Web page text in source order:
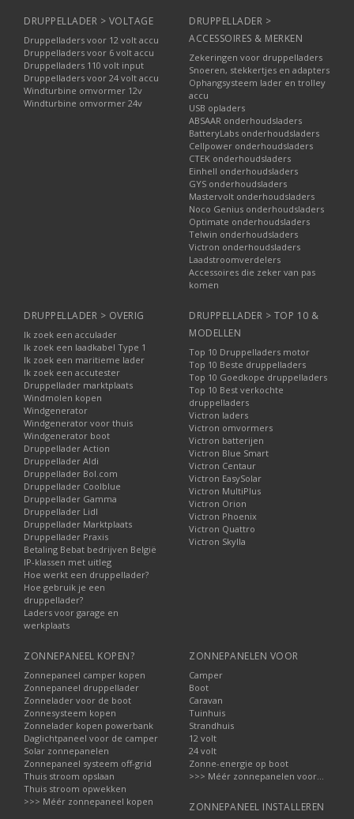
DRUPPELLADER > VOLTAGE
Druppelladers voor 12 volt accu
Druppelladers voor 6 volt accu
Druppelladers 110 volt input
Druppelladers voor 24 volt accu
Windturbine omvormer 12v
Windturbine omvormer 24v
DRUPPELLADER >
ACCESSOIRES & MERKEN
Zekeringen voor druppelladers
Snoeren, stekkertjes en adapters
Ophangsysteem lader en trolley
accu
USB opladers
ABSAAR onderhoudsladers
BatteryLabs onderhoudsladers
Cellpower onderhoudsladers
CTEK onderhoudsladers
Einhell onderhoudsladers
GYS onderhoudsladers
Mastervolt onderhoudsladers
Noco Genius onderhoudsladers
Optimate onderhoudsladers
Telwin onderhoudsladers
Victron onderhoudsladers
Laadstroomverdelers
Accessoires die zeker van pas
komen
DRUPPELLADER > OVERIG
Ik zoek een acculader
Ik zoek een laadkabel Type 1
Ik zoek een maritieme lader
Ik zoek een accutester
Druppellader marktplaats
Windmolen kopen
Windgenerator
Windgenerator voor thuis
Windgenerator boot
Druppellader Action
Druppellader Aldi
Druppellader Bol.com
Druppellader Coolblue
Druppellader Gamma
Druppellader Lidl
Druppellader Marktplaats
Druppellader Praxis
Betaling Bebat bedrijven België
IP-klassen met uitleg
Hoe werkt een druppellader?
Hoe gebruik je een
druppellader?
Laders voor garage en
werkplaats
DRUPPELLADER > TOP 10 &
MODELLEN
Top 10 Druppelladers motor
Top 10 Beste druppelladers
Top 10 Goedkope druppelladers
Top 10 Best verkochte
druppelladers
Victron laders
Victron omvormers
Victron batterijen
Victron Blue Smart
Victron Centaur
Victron EasySolar
Victron MultiPlus
Victron Orion
Victron Phoenix
Victron Quattro
Victron Skylla
ZONNEPANEEL KOPEN?
Zonnepaneel camper kopen
Zonnepaneel druppellader
Zonnelader voor de boot
Zonnesysteem kopen
Zonnelader kopen powerbank
Daglichtpaneel voor de camper
Solar zonnepanelen
Zonnepaneel systeem off-grid
Thuis stroom opslaan
Thuis stroom opwekken
>>> Méér zonnepaneel kopen
ZONNEPANELEN VOOR
Camper
Boot
Caravan
Tuinhuis
Strandhuis
12 volt
24 volt
Zonne-energie op boot
>>> Méér zonnepanelen voor...
ZONNEPANEEL INSTALLEREN